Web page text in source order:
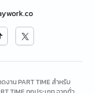
าน PART TIME สำหรับ